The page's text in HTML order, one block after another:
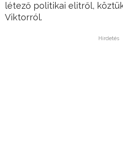
létező politikai elitről,
Viktorról.
Hirdetés